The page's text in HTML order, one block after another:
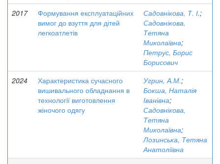
2017
Формування експлуатаційних
вимог до взуття для дітей
легкоатлетів
Садовнікова, Т. І.;
Садовнікова,
Тетяна
Миколаївна;
Петрус, Борис
Борисович
2024
Характеристика сучасного
вишивального обладнання в
технології виготовлення
жіночого одягу
Угрин, А.М.;
Бокша, Наталія
Іванівна;
Садовнікова,
Тетяна
Миколаївна;
Лозинська, Тетяна
Анатоліївна